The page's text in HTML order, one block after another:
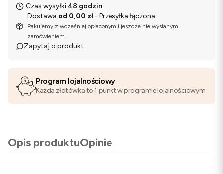
Czas wysyłki:48 godzin
Dostawa od 0,00 zł - Przesyłka łączona
Pakujemy z wcześniej opłaconym i jeszcze nie wysłanym
zamówieniem.
Zapytaj o produkt
Program lojalnościowy
Każda złotówka to 1 punkt w programie lojalnościowym
Opis produktuOpinie